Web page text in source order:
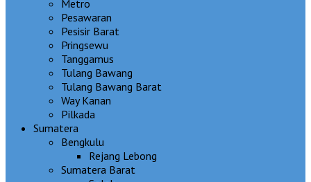
Metro
Pesawaran
Pesisir Barat
Pringsewu
Tanggamus
Tulang Bawang
Tulang Bawang Barat
Way Kanan
Pilkada
Sumatera
Bengkulu
Rejang Lebong
Sumatera Barat